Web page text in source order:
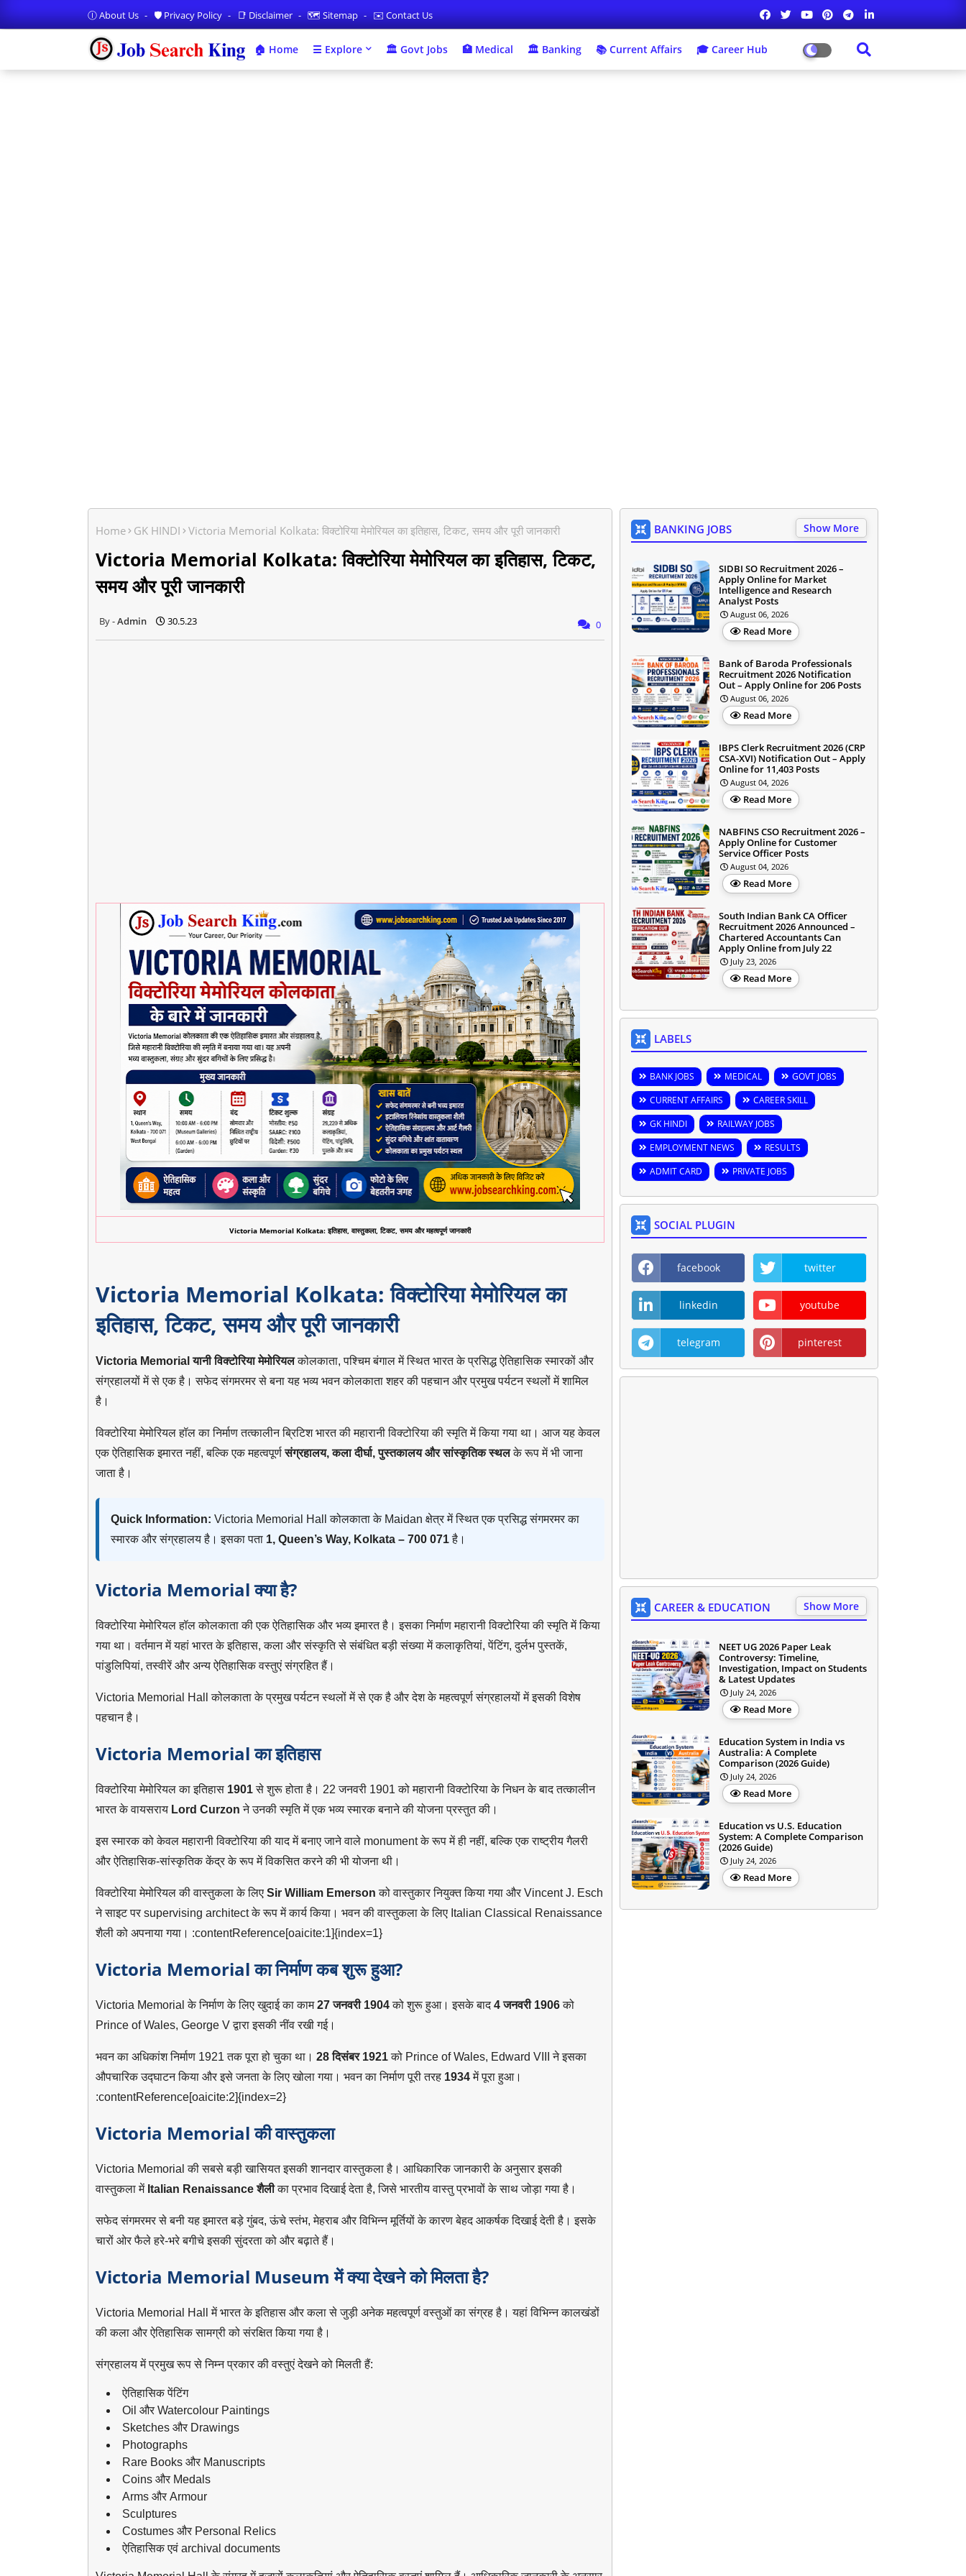
Ⓘ About Us 🛡️ Privacy Policy 📑 Disclaimer 🗺️ Sitemap ✉️ Contact Us
🏠 Home ☰ Explore 🏛 Govt Jobs 🏥 Medical 🏛️ Banking 📚 Current Affairs 🎓 Career Hub
Home GK HINDI Victoria Memorial Kolkata: विक्टोरिया मेमोरियल का इतिहास, टिकट, समय और पूरी जानकारी
Victoria Memorial Kolkata: विक्टोरिया मेमोरियल का इतिहास, टिकट,
समय और पूरी जानकारी
Admin 30.5.23 0
Victoria Memorial Kolkata: इतिहास, वास्तुकला, टिकट, समय और महत्वपूर्ण जानकारी
Victoria Memorial Kolkata: विक्टोरिया मेमोरियल का
इतिहास, टिकट, समय और पूरी जानकारी
Victoria Memorial यानी विक्टोरिया मेमोरियलकोलकाता, पश्चिम बंगाल में स्थित भारत के प्रसिद्ध ऐतिहासिक स्मारकों और
संग्रहालयों में से एक है। सफेद संगमरमर से बना यह भव्य भवन कोलकाता शहर की पहचान और प्रमुख पर्यटन स्थलों में शामिल
है।
विक्टोरिया मेमोरियल हॉल का निर्माण तत्कालीन ब्रिटिश भारत की महारानी विक्टोरिया की स्मृति में किया गया था। आज यह केवल
एक ऐतिहासिक इमारत नहीं, बल्कि एक महत्वपूर्णसंग्रहालय, कला दीर्घा, पुस्तकालय और सांस्कृतिक स्थलके रूप में भी जाना
जाता है।
Quick Information: Victoria Memorial Hall कोलकाता के Maidan क्षेत्र में स्थित एक प्रसिद्ध संगमरमर का
स्मारक और संग्रहालय है। इसका पता 1, Queen’s Way, Kolkata – 700 071है।
Victoria Memorial क्या है?
विक्टोरिया मेमोरियल हॉल कोलकाता की एक ऐतिहासिक और भव्य इमारत है। इसका निर्माण महारानी विक्टोरिया की स्मृति में किया
गया था। वर्तमान में यहां भारत के इतिहास, कला और संस्कृति से संबंधित बड़ी संख्या में कलाकृतियां, पेंटिंग, दुर्लभ पुस्तकें,
पांडुलिपियां, तस्वीरें और अन्य ऐतिहासिक वस्तुएं संग्रहित हैं।
Victoria Memorial Hall कोलकाता के प्रमुख पर्यटन स्थलों में से एक है और देश के महत्वपूर्ण संग्रहालयों में इसकी विशेष
पहचान है।
Victoria Memorial का इतिहास
विक्टोरिया मेमोरियल का इतिहास 1901से शुरू होता है। 22 जनवरी 1901 को महारानी विक्टोरिया के निधन के बाद तत्कालीन
भारत के वायसराय Lord Curzon ने उनकी स्मृति में एक भव्य स्मारक बनाने की योजना प्रस्तुत की।
इस स्मारक को केवल महारानी विक्टोरिया की याद में बनाए जाने वाले monument के रूप में ही नहीं, बल्कि एक राष्ट्रीय गैलरी
और ऐतिहासिक-सांस्कृतिक केंद्र के रूप में विकसित करने की भी योजना थी।
विक्टोरिया मेमोरियल की वास्तुकला के लिए Sir William Emerson को वास्तुकार नियुक्त किया गया और Vincent J. Esch
ने साइट पर supervising architect के रूप में कार्य किया। भवन की वास्तुकला के लिए Italian Classical Renaissance
शैली को अपनाया गया। :contentReference[oaicite:1]{index=1}
Victoria Memorial का निर्माण कब शुरू हुआ?
Victoria Memorial के निर्माण के लिए खुदाई का काम27 जनवरी 1904को शुरू हुआ। इसके बाद4 जनवरी 1906को
Prince of Wales, George V द्वारा इसकी नींव रखी गई।
भवन का अधिकांश निर्माण 1921 तक पूरा हो चुका था। 28 दिसंबर 1921को Prince of Wales, Edward VIII ने इसका
औपचारिक उद्घाटन किया और इसे जनता के लिए खोला गया। भवन का निर्माण पूरी तरह 1934में पूरा हुआ।
:contentReference[oaicite:2]{index=2}
Victoria Memorial की वास्तुकला
Victoria Memorial की सबसे बड़ी खासियत इसकी शानदार वास्तुकला है। आधिकारिक जानकारी के अनुसार इसकी
वास्तुकला में Italian Renaissance शैलीका प्रभाव दिखाई देता है, जिसे भारतीय वास्तु प्रभावों के साथ जोड़ा गया है।
सफेद संगमरमर से बनी यह इमारत बड़े गुंबद, ऊंचे स्तंभ, मेहराब और विभिन्न मूर्तियों के कारण बेहद आकर्षक दिखाई देती है। इसके
चारों ओर फैले हरे-भरे बगीचे इसकी सुंदरता को और बढ़ाते हैं।
Victoria Memorial Museum में क्या देखने को मिलता है?
Victoria Memorial Hall में भारत के इतिहास और कला से जुड़ी अनेक महत्वपूर्ण वस्तुओं का संग्रह है। यहां विभिन्न कालखंडों
की कला और ऐतिहासिक सामग्री को संरक्षित किया गया है।
संग्रहालय में प्रमुख रूप से निम्न प्रकार की वस्तुएं देखने को मिलती हैं:
ऐतिहासिक पेंटिंग
Oil और Watercolour Paintings
Sketches और Drawings
Photographs
Rare Books और Manuscripts
Coins और Medals
Arms और Armour
Sculptures
Costumes और Personal Relics
ऐतिहासिक एवं archival documents
BANKING JOBS Show More
SIDBI SO Recruitment 2026 –
Apply Online for Market
Intelligence and Research
Analyst Posts
August 06, 2026
Read More
Bank of Baroda Professionals
Recruitment 2026 Notification
Out – Apply Online for 206 Posts
August 06, 2026
Read More
IBPS Clerk Recruitment 2026 (CRP
CSA-XVI) Notification Out – Apply
Online for 11,403 Posts
August 04, 2026
Read More
NABFINS CSO Recruitment 2026 –
Apply Online for Customer
Service Officer Posts
August 04, 2026
Read More
South Indian Bank CA Officer
Recruitment 2026 Announced –
Chartered Accountants Can
Apply Online from July 22
July 23, 2026
Read More
LABELS
BANK JOBS MEDICAL
GOVT JOBS
CURRENT AFFAIRS
CAREER SKILL
GK HINDI
RAILWAY JOBS
EMPLOYMENT NEWS
RESULTS
ADMIT CARD
PRIVATE JOBS
SOCIAL PLUGIN
facebook twitter
linkedin youtube
telegram pinterest
CAREER & EDUCATION Show More
NEET UG 2026 Paper Leak
Controversy: Timeline,
Investigation, Impact on Students
& Latest Updates
July 24, 2026
Read More
Education System in India vs
Australia: A Complete
Comparison (2026 Guide)
July 24, 2026
Read More
Education vs U.S. Education
System: A Complete Comparison
(2026 Guide)
July 24, 2026
Read More